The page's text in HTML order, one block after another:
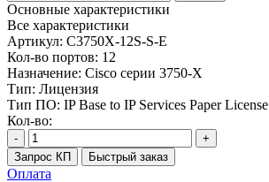
Основные характеристики
Все характеристики
Артикул: C3750X-12S-S-E
Кол-во портов: 12
Назначение: Cisco серии 3750-X
Тип: Лицензия
Тип ПО: IP Base to IP Services Paper License
Кол-во:
-
+
Запрос КП
Быстрый заказ
Оплата